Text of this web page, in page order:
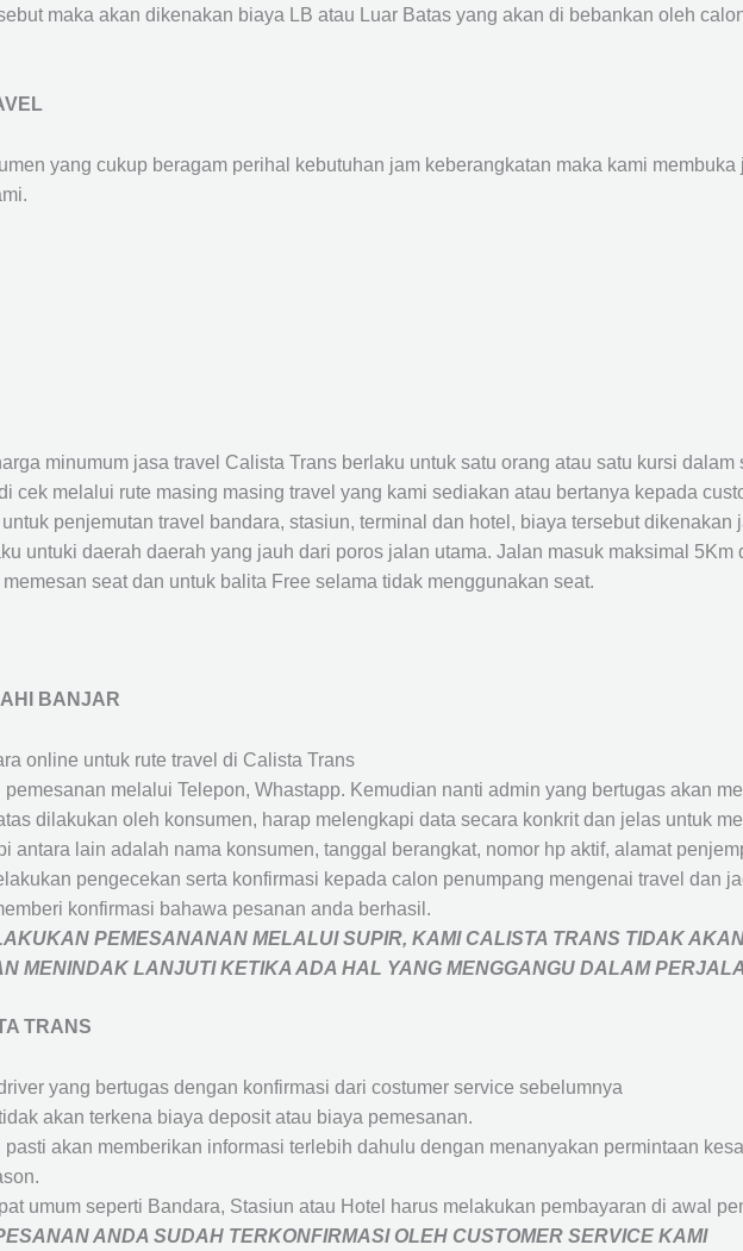
maka akan dikenakan biaya LB atau Luar Batas yang akan di bebankan oleh
yang cukup beragam perihal kebutuhan jam keberangkatan maka kami
minumum jasa travel Calista Trans berlaku untuk satu orang atau satu kursi dalam
cek melalui rute masing masing travel yang kami sediakan atau bertanya kepada
penjemutan travel bandara, stasiun, terminal dan hotel, biaya tersebut
untuki daerah daerah yang jauh dari poros jalan utama. Jalan masuk maksimal 5Km
seat dan untuk balita Free selama tidak menggunakan seat.
BANJAR
online untuk rute travel di Calista Trans
melalui Telepon, Whastapp. Kemudian nanti admin yang bertugas akan
dilakukan oleh konsumen, harap melengkapi data secara konkrit dan jelas untuk
antara lain adalah nama konsumen, tanggal berangkat, nomor hp aktif, alamat
pengecekan serta konfirmasi kepada calon penumpang mengenai travel dan
konfirmasi bahawa pesanan anda berhasil.
PEMESANANAN MELALUI SUPIR, KAMI CALISTA TRANS TIDAK
MENINDAK LANJUTI KETIKA ADA HAL YANG MENGGANGU DALAM
TRANS
yang bertugas dengan konfirmasi dari costumer service sebelumnya
akan terkena biaya deposit atau biaya pemesanan.
akan memberikan informasi terlebih dahulu dengan menanyakan permintaan
umum seperti Bandara, Stasiun atau Hotel harus melakukan pembayaran di awal
ANDA SUDAH TERKONFIRMASI OLEH CUSTOMER SERVICE KAMI